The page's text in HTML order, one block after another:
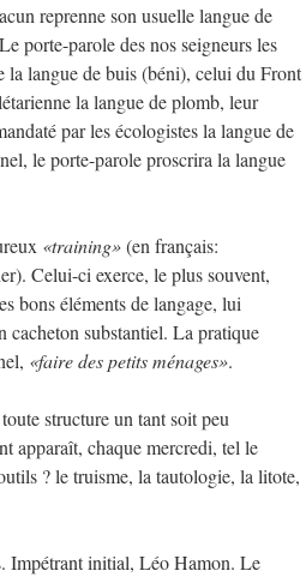
reprenne son usuelle langue de
porte-parole des nos seigneurs les
la langue de buis (béni), celui du Front
la langue de plomb, leur
par les écologistes la langue de
le porte-parole proscrira la langue
«training»(en français:
Celui-ci exerce, le plus souvent,
bons éléments de langage, lui
cacheton substantiel. La pratique
«faire des petits ménages».
structure un tant soit peu
apparaît, chaque mercredi, tel le
? le truisme, la tautologie, la litote,
Impétrant initial, Léo Hamon. Le